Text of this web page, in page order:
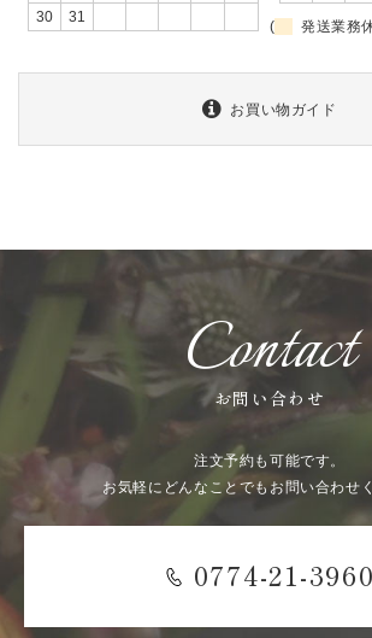
30
31
( 発送業務
お買い物ガイド
Contact
お問い合わせ
注文予約も可能です。
お気軽にどんなことでもお問い合わせ
0774-21-3960